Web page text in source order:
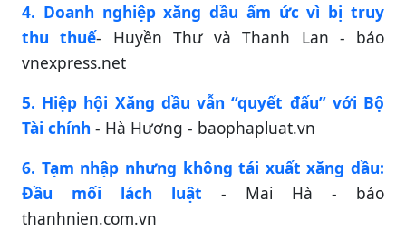
4. Doanh nghiệp xăng dầu ấm ức vì bị truy
thu thuế- Huyền Thư và Thanh Lan - báo
vnexpress.net
5. Hiệp hội Xăng dầu vẫn “quyết đấu” với Bộ
Tài chính - Hà Hương - baophapluat.vn
6. Tạm nhập nhưng không tái xuất xăng dầu:
Đầu mối lách luật - Mai Hà - báo
thanhnien.com.vn